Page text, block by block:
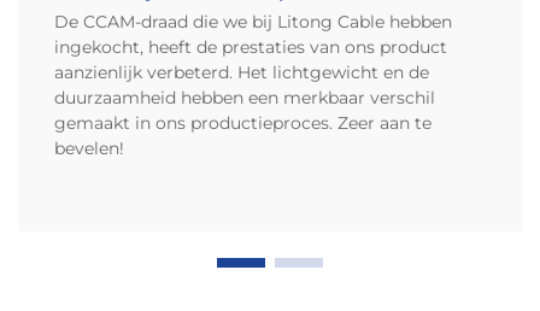
prestaties vergeleken met zuiver
koper: gegevens over
gelijkstroomweerstand,
buiglevensduur en thermische
cyclustabiliteit
voor spanningsdalingen in circuits die grote
De CCAM-draad die we bij Litong Cable hebben
ingekocht, heeft de prestaties van ons product
aanzienlijk verbeterd. Het lichtgewicht en de
duurzaamheid hebben een merkbaar verschil
gemaakt in ons productieproces. Zeer aan te
bevelen!